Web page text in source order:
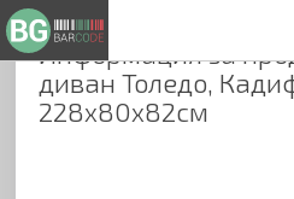
Информация за
диван Толедо,
228х80х82см
Общи
Декларация за